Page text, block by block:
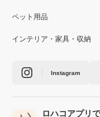
ペット用品
インテリア・家具・収納
Instagram
ロハコアプリ